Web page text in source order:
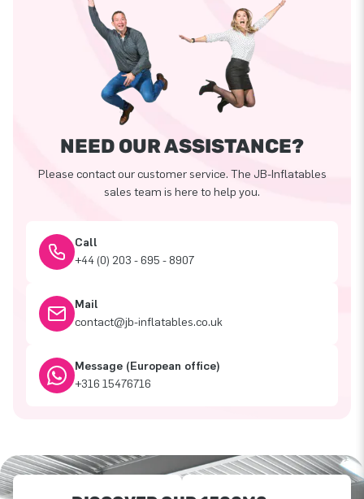
NEED OUR ASSISTANCE?
Please contact our customer service. The JB-Inflatables
sales team is here to help you.
Call
+44 (0) 203 - 695 - 8907
Mail
contact@jb-inflatables.co.uk
Message (European office)
+316 15476716